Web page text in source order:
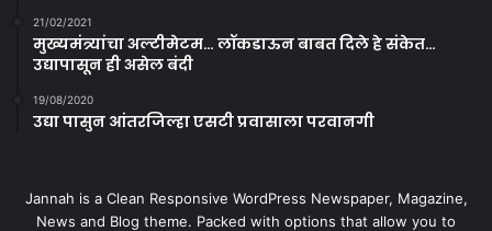
21/02/2021
मुख्यमंत्र्यांचा अल्टीमेटम… लॉकडाऊन बाबत दिले हे संकेत…
उद्यापासून ही असेल बंदी
19/08/2020
उद्या पासुन आंतरजिल्हा एसटी प्रवासाला परवानगी
Jannah is a Clean Responsive WordPress Newspaper, Magazine,
News and Blog theme. Packed with options that allow you to